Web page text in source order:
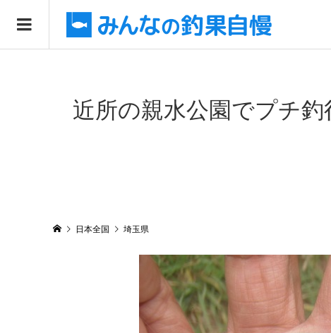
近所の親水公園でプチ
日本全国 埼玉県